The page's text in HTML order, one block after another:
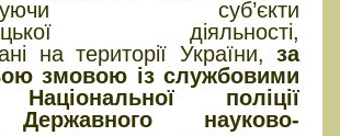
суб’єкти
діяльності,
на території України,за
змовою із службовими
поліції
Державного науково-